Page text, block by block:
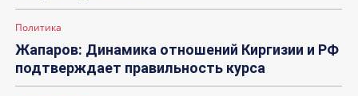
Политика
Жапаров: Динамика отношений Киргизии и РФ
подтверждает правильность курса